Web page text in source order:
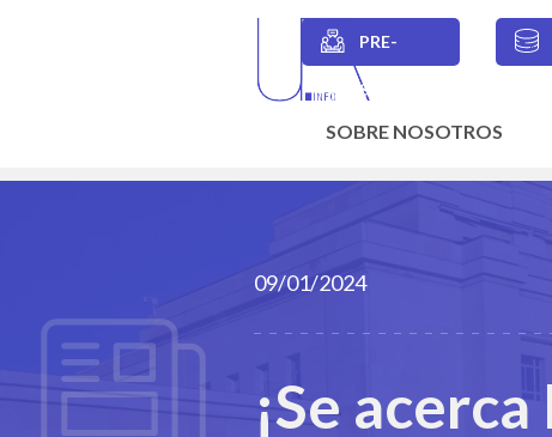
Secondary
navigation
PRE-
SESIONES
Main
SOBRE NOSOTROS
09/01/2024
¡Se